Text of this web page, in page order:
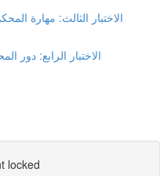
3. الاختبار الثالث: مهارة
locked